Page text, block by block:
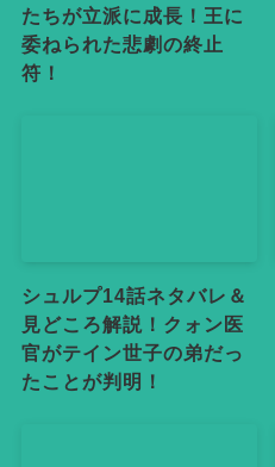
たちが立派に成長！王に
委ねられた悲劇の終止
符！
シュルプ14話ネタバレ＆
見どころ解説！クォン医
官がテイン世子の弟だっ
たことが判明！